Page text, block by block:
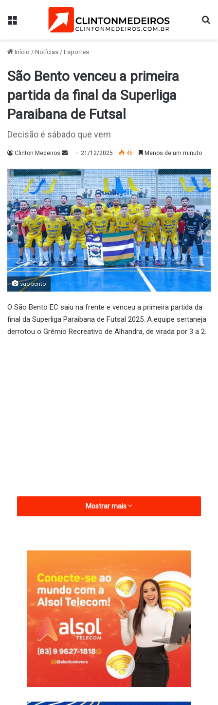
Menu
Início / Notícias / Esportes
São Bento venceu a primeira
partida da final da Superliga
Paraibana de Futsal
Decisão é sábado que vem
Clinton Medeiros
Mande
e-
mail
21/12/2025 46 Menos de um minuto
sao bento
O São Bento EC saiu na frente e venceu a primeira partida da
final da Superliga Paraibana de Futsal 2025. A equipe sertaneja
derrotou o Grêmio Recreativo de Alhandra, de virada por 3 a 2.
Agora, fixem na agenda: o jogo da volta será em 27 de
dezembro (sábado), na cidade de Alhandra (Mata Redonda). O
empate no tempo normal dá o título ao São Bento.
Alhandra Futsal São Bento
Mostrar mais